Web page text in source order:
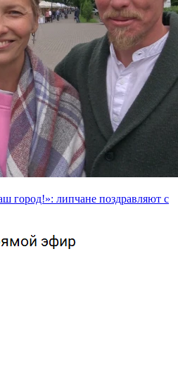
город!»: липчане поздравляют с